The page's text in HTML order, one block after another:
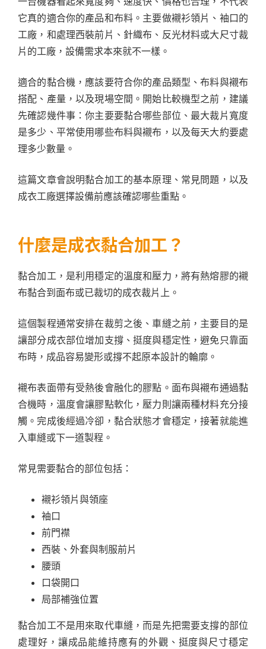
它真的適合你的產品和布料。主要做襯衫領片、袖口的
工廠，和處理西裝前片、針織布、反光材料或大尺寸裁
片的工廠，設備需求本來就不一樣。
適合的黏合機，應該要符合你的產品類型、布料與襯布
搭配、產量，以及現場空間。開始比較機型之前，建議
先確認幾件事：你主要要黏合哪些部位、最大裁片寬度
是多少、平常使用哪些布料與襯布，以及每天大約要處
理多少數量。
這篇文章會說明黏合加工的基本原理、常見問題，以及
成衣工廠選擇設備前應該確認哪些重點。
什麼是成衣黏合加工？
黏合加工，是利用穩定的溫度和壓力，將有熱熔膠的襯
布黏合到面布或已裁切的成衣裁片上。
這個製程通常安排在裁剪之後、車縫之前，主要目的是
讓部分成衣部位增加支撐、挺度與穩定性，避免只靠面
布時，成品容易變形或撐不起原本設計的輪廓。
襯布表面帶有受熱後會融化的膠點。面布與襯布通過黏
合機時，溫度會讓膠點軟化，壓力則讓兩種材料充分接
觸。完成後經過冷卻，黏合狀態才會穩定，接著就能進
入車縫或下一道製程。
常見需要黏合的部位包括：
襯衫領片與領座
袖口
前門襟
西裝、外套與制服前片
腰頭
口袋開口
局部補強位置
黏合加工不是用來取代車縫，而是先把需要支撐的部位
處理好，讓成品能維持應有的外觀、挺度與尺寸穩定